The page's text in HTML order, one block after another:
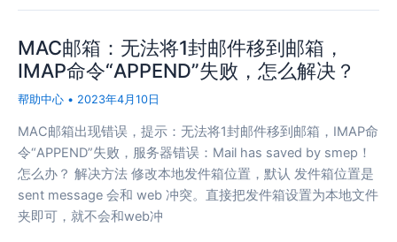
MAC邮箱：无法将1封邮件移到邮箱，
IMAP命令“APPEND”失败，怎么解决？
帮助中心 • 2023年4月10日
MAC邮箱出现错误，提示：无法将1封邮件移到邮箱，IMAP命
令“APPEND”失败，服务器错误：Mail has saved by smep！
怎么办？ 解决方法 修改本地发件箱位置，默认 发件箱位置是
sent message 会和 web 冲突。直接把发件箱设置为本地文件
夹即可，就不会和web冲